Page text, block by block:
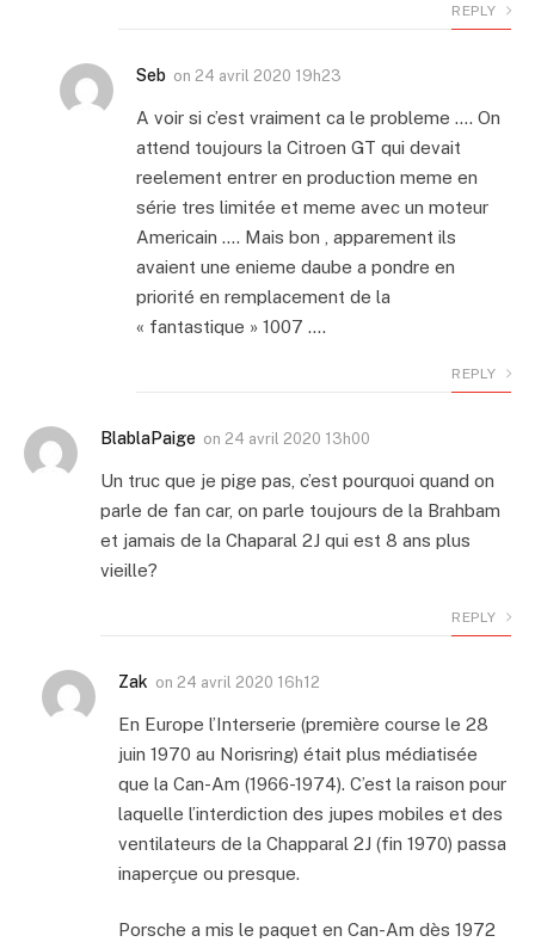
REPLY
Seb on 24 avril 2020 19h23
A voir si c’est vraiment ca le probleme …. On
attend toujours la Citroen GT qui devait
reelement entrer en production meme en
série tres limitée et meme avec un moteur
Americain …. Mais bon , apparement ils
avaient une enieme daube a pondre en
priorité en remplacement de la
« fantastique » 1007 ….
REPLY
BlablaPaige on 24 avril 2020 13h00
Un truc que je pige pas, c’est pourquoi quand on
parle de fan car, on parle toujours de la Brahbam
et jamais de la Chaparal 2J qui est 8 ans plus
vieille?
REPLY
Zak on 24 avril 2020 16h12
En Europe l’Interserie (première course le 28
juin 1970 au Norisring) était plus médiatisée
que la Can-Am (1966-1974). C’est la raison pour
laquelle l’interdiction des jupes mobiles et des
ventilateurs de la Chapparal 2J (fin 1970) passa
inaperçue ou presque.
Porsche a mis le paquet en Can-Am dès 1972